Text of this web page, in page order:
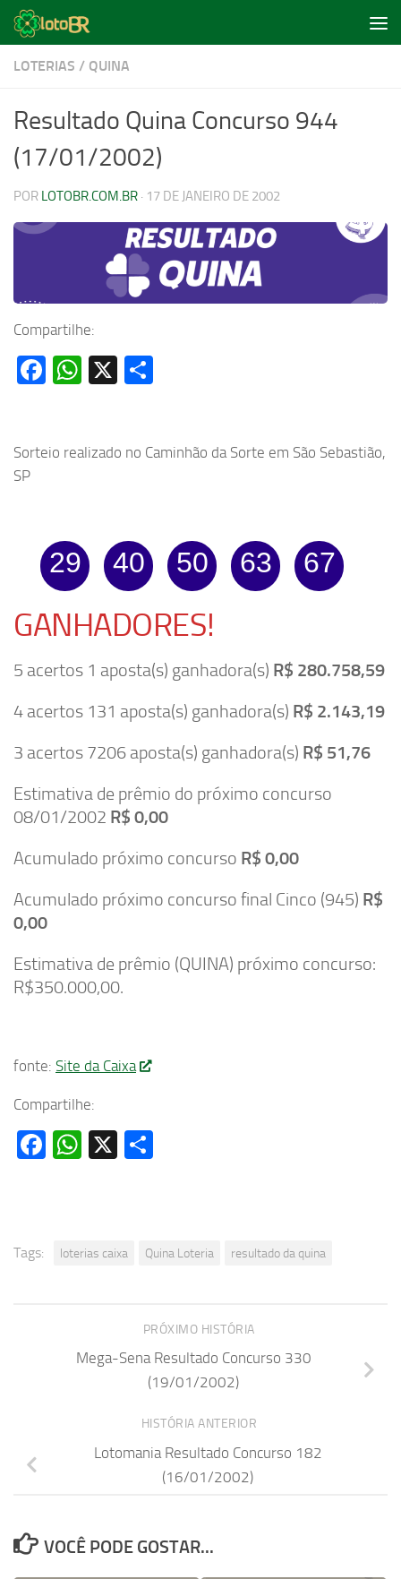
Skip to content
LOTERIAS / QUINA
Resultado Quina Concurso 944
(17/01/2002)
POR LOTOBR.COM.BR · 17 DE JANEIRO DE 2002
Compartilhe:
Facebook
WhatsApp
X
Sorteio realizado no Caminhão da Sorte em São Sebastião,
SP
29 40 50 63 67
GANHADORES!
5 acertos 1 aposta(s) ganhadora(s) R$ 280.758,59
4 acertos 131 aposta(s) ganhadora(s) R$ 2.143,19
3 acertos 7206 aposta(s) ganhadora(s) R$ 51,76
Estimativa de prêmio do próximo concurso
08/01/2002 R$ 0,00
Acumulado próximo concurso R$ 0,00
Acumulado próximo concurso final Cinco (945) R$
0,00
Estimativa de prêmio (QUINA) próximo concurso:
R$350.000,00.
fonte: Site da Caixa
Compartilhe:
Facebook
WhatsApp
X
Tags: loterias caixa Quina Loteria resultado da quina
PRÓXIMO HISTÓRIA
Mega-Sena Resultado Concurso 330
(19/01/2002)
HISTÓRIA ANTERIOR
Lotomania Resultado Concurso 182
(16/01/2002)
VOCÊ PODE GOSTAR...